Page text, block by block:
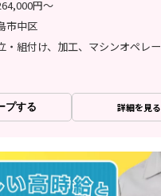
円～
市中区
プする 詳細を見る